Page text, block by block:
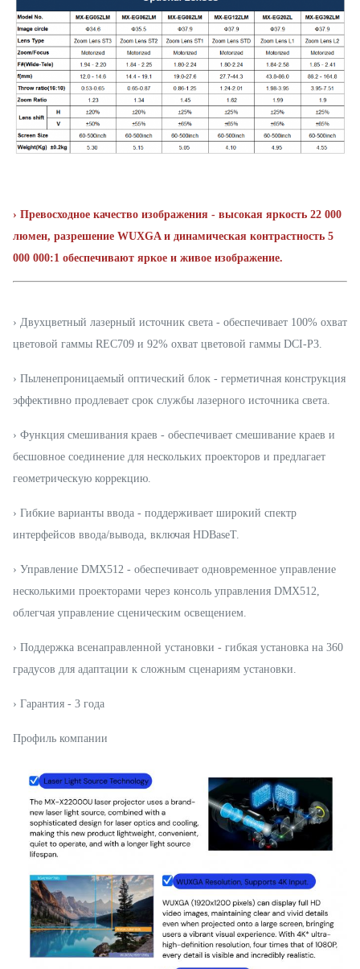
› Превосходное качество изображения - высокая яркость 22 000
люмен, разрешение WUXGA и динамическая контрастность 5
000 000:1 обеспечивают яркое и живое изображение.
› Двухцветный лазерный источник света - обеспечивает 100% охват
цветовой гаммы REC709 и 92% охват цветовой гаммы DCI-P3.
› Пыленепроницаемый оптический блок - герметичная конструкция
эффективно продлевает срок службы лазерного источника света.
› Функция смешивания краев - обеспечивает смешивание краев и
бесшовное соединение для нескольких проекторов и предлагает
геометрическую коррекцию.
› Гибкие варианты ввода - поддерживает широкий спектр
интерфейсов ввода/вывода, включая HDBaseT.
› Управление DMX512 - обеспечивает одновременное управление
несколькими проекторами через консоль управления DMX512,
облегчая управление сценическим освещением.
› Поддержка всенаправленной установки - гибкая установка на 360
градусов для адаптации к сложным сценариям установки.
› Гарантия - 3 года
Профиль компании